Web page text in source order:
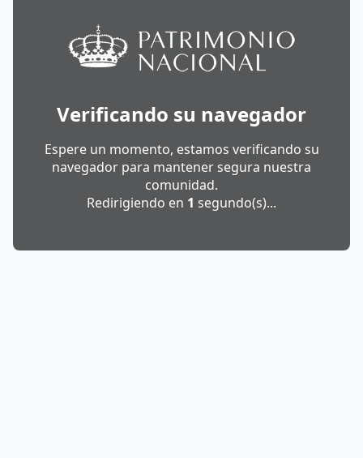
Verificando su navegador
Espere un momento, estamos verificando su
navegador para mantener segura nuestra
comunidad.
Redirigiendo en 1 segundo(s)...